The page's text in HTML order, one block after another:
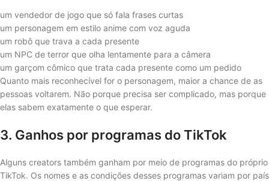
um vendedor de jogo que só fala frases curtas
um personagem em estilo anime com voz aguda
um robô que trava a cada presente
um NPC de terror que olha lentamente para a câmera
um garçom cômico que trata cada presente como um pedido
Quanto mais reconhecível for o personagem, maior a chance de as
pessoas voltarem. Não porque precisa ser complicado, mas porque
elas sabem exatamente o que esperar.
3. Ganhos por programas do TikTok
Alguns creators também ganham por meio de programas do próprio
TikTok. Os nomes e as condições desses programas variam por país